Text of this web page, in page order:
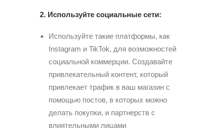
2. Используйте социальные сети:
Используйте такие платформы, как
Instagram и TikTok, для возможностей
социальной коммерции. Создавайте
привлекательный контент, который
привлекает трафик в ваш магазин с
помощью постов, в которых можно
делать покупки, и партнерств с
влиятельными лицами